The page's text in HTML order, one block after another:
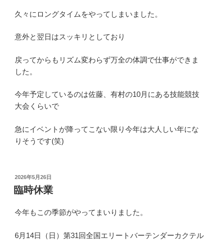
久々にロングタイムをやってしまいました。
意外と翌日はスッキリとしており
戻ってからもリズム変わらず万全の体調で仕事ができま
した。
今年予定しているのは佐藤、有村の10月にある技能競技
大会くらいで
急にイベントが降ってこない限り今年は大人しい年にな
りそうです(笑)
投
稿
日:
2026年5月26日
臨時休業
今年もこの季節がやってまいりました。
6月14日（日）第31回全国エリートバーテンダーカクテル